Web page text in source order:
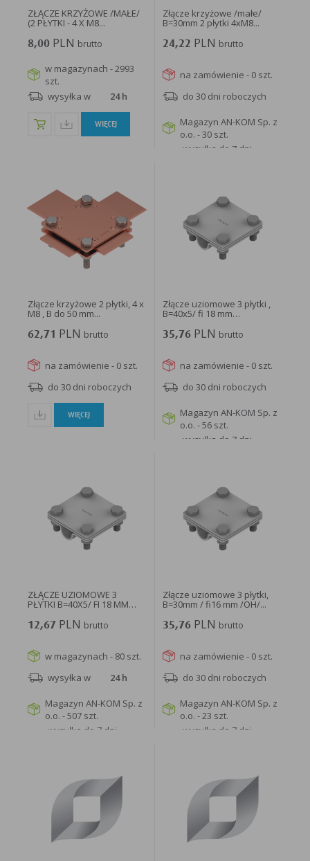
ZŁĄCZE KRZYŻOWE /MAŁE/
(2 PŁYTKI - 4 X M8...
8,00PLN brutto
w magazynach - 2993
szt.
wysyłka w
24 h
WIĘCEJ
Złącze krzyżowe /małe/
B=30mm 2 płytki 4xM8...
24,22 PLN brutto
na zamówienie - 0 szt.
do 30 dni roboczych
Magazyn AN-KOM Sp. z
o.o. - 30 szt.
wysyłka do 7 dni
Złącze krzyżowe 2 płytki, 4 x
M8 , B do 50 mm...
62,71 PLN brutto
na zamówienie - 0 szt.
do 30 dni roboczych
WIĘCEJ
Złącze uziomowe 3 płytki ,
B=40x5/ fi 18 mm
35,76 PLN brutto
na zamówienie - 0 szt.
do 30 dni roboczych
Magazyn AN-KOM Sp. z
o.o. - 56 szt.
wysyłka do 7 dni
ZŁĄCZE UZIOMOWE 3
PŁYTKI B=40X5/ FI 18 MM
12,67PLN brutto
w magazynach - 80 szt.
wysyłka w
24 h
Magazyn AN-KOM Sp. z
o.o. - 507 szt.
wysyłka do 7 dni
Złącze uziomowe 3 płytki,
B=30mm / fi16 mm /OH/...
35,76 PLN brutto
na zamówienie - 0 szt.
do 30 dni roboczych
Magazyn AN-KOM Sp. z
o.o. - 23 szt.
wysyłka do 7 dni